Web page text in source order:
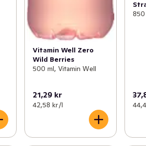
Vitamin Well Zero
Wild Berries
500 ml, Vitamin Well
21,29 kr
42,58 kr /l
850